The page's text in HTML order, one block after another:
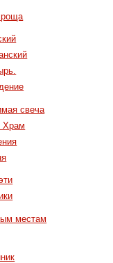
роща
свеча
Храм
местам